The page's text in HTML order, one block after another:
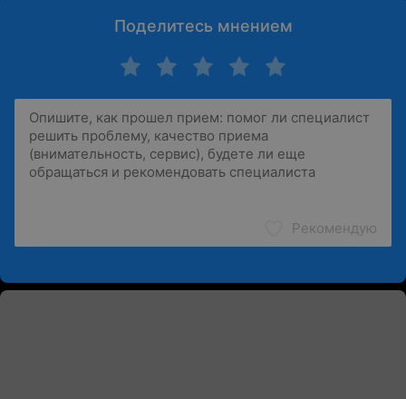
Поделитесь мнением
Рекомендую